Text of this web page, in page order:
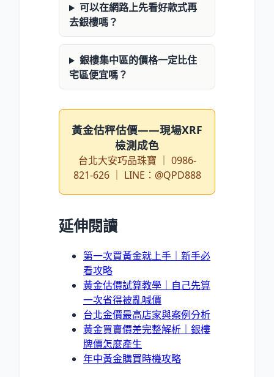
可以在網路上先看好款式再
去銀樓嗎？
銀樓集中區的價格一定比住
宅區便宜嗎？
黃金估秤估價——現場XRF
檢測成色
台北大安巧品珠寶 ｜ 0986-
821-626 ｜ LINE：@QPD888
延伸閱讀
第一次買黃金就上手｜新手必
看攻略
黃金估價試算教學｜自己先算
一次省得被亂喊價
台北金價最高店家與案例分析
黃金買賣價差完整解析｜銀樓
牌價怎麼產生
年中黃金購買時機攻略